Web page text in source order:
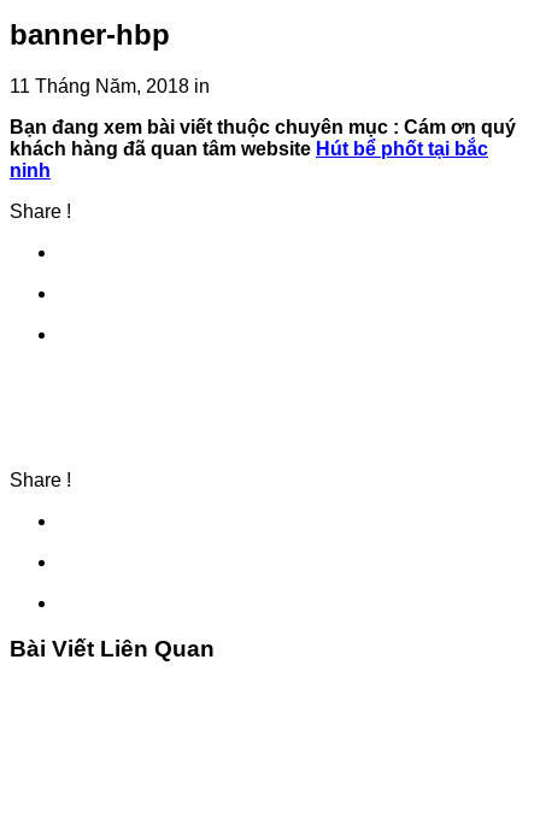
banner-hbp
11 Tháng Năm, 2018 in
Bạn đang xem bài viết thuộc chuyên mục : Cám ơn quý
khách hàng đã quan tâm website Hút bể phốt tại bắc
ninh
Share !
Share !
Bài Viết Liên Quan